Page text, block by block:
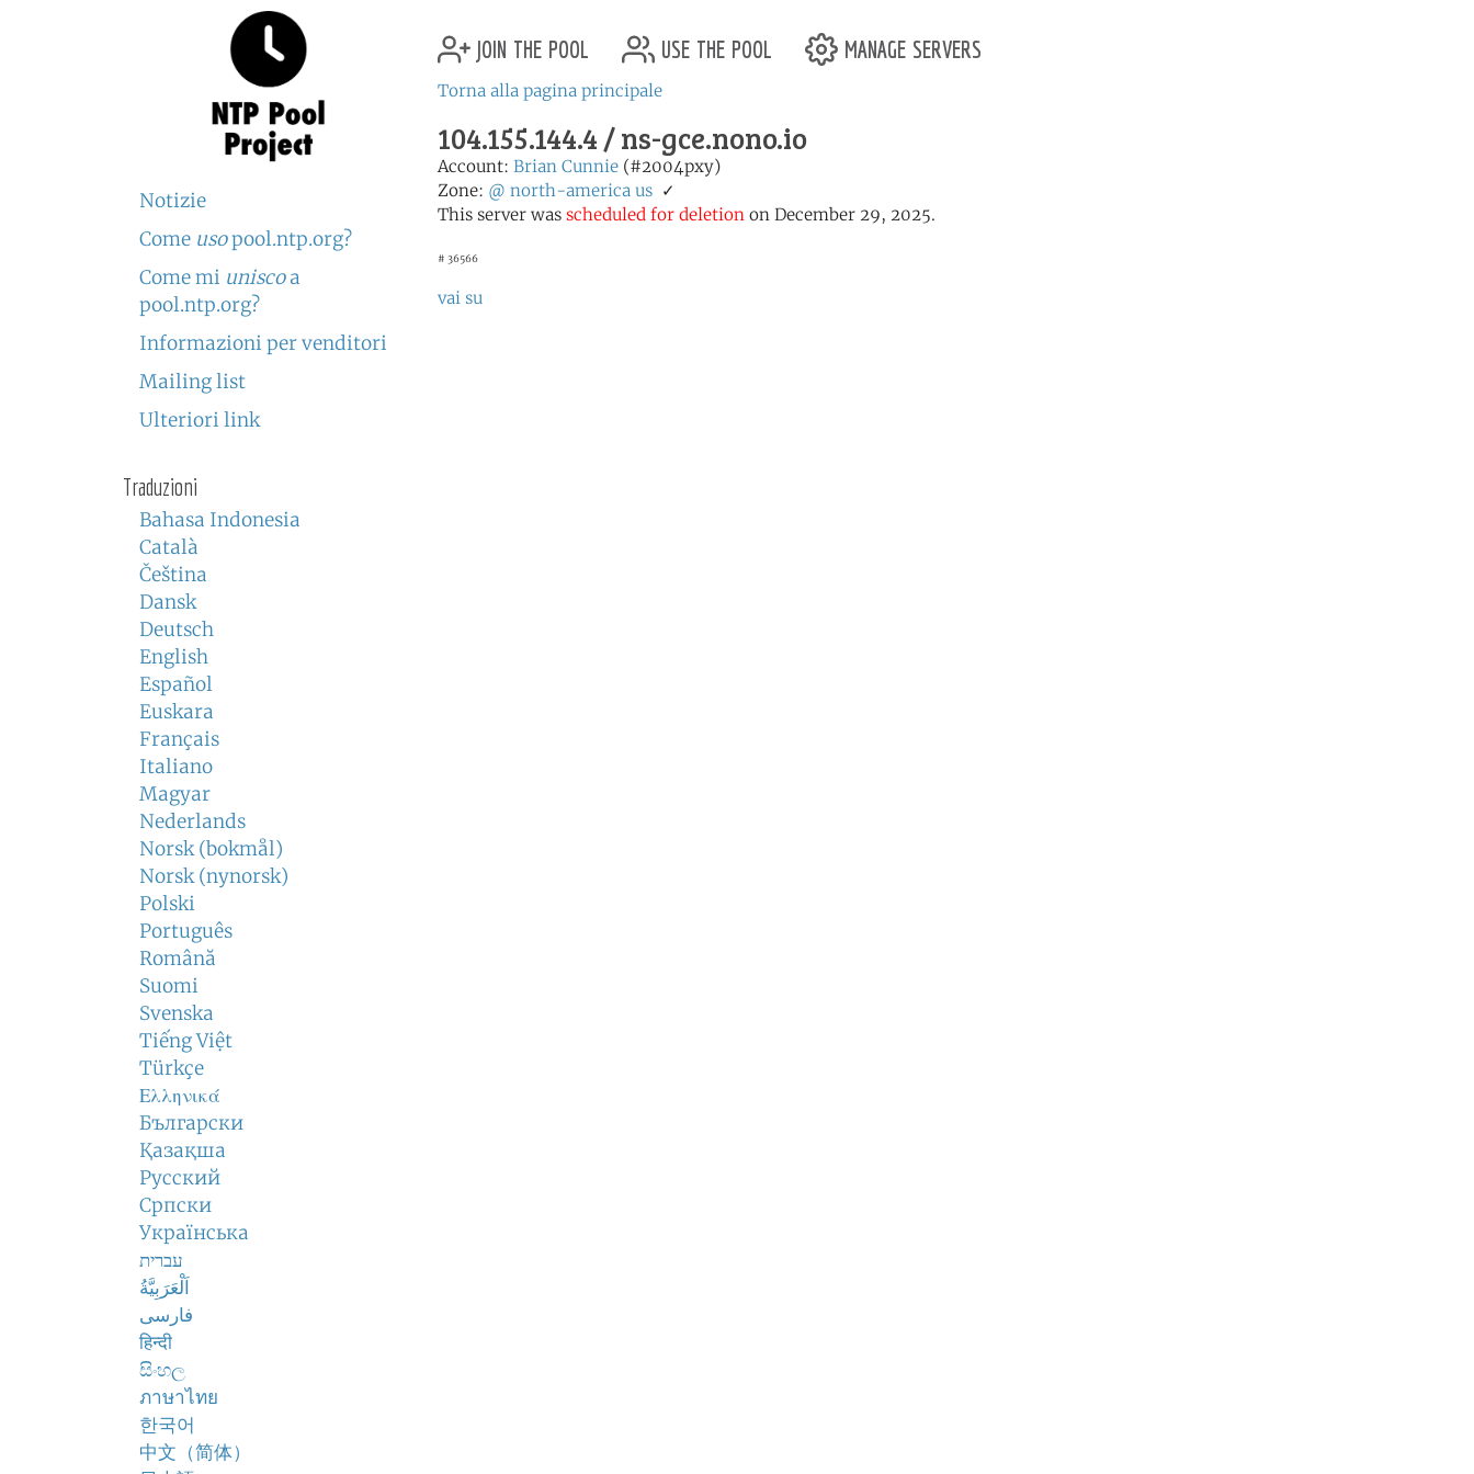
Notizie
Come usopool.ntp.org?
Come mi uniscoa
pool.ntp.org?
Informazioni per venditori
Mailing list
Ulteriori link
Traduzioni
Bahasa Indonesia
Català
Čeština
Dansk
Deutsch
English
Español
Euskara
Français
Italiano
Magyar
Nederlands
Norsk (bokmål)
Norsk (nynorsk)
Polski
Português
Română
Suomi
Svenska
Tiếng Việt
Türkçe
Ελληνικά
Български
Қазақша
Русский
Српски
Українська
עברית
اَلْعَرَبِيَّةُ
فارسی
हिन्दी
සිංහල
ภาษาไทย
한국어
中文（简体）
join the pool use the pool manage servers
Torna alla pagina principale
104.155.144.4 / ns-gce.nono.io
Account: Brian Cunnie (#2004pxy)
Zone: @ north-america us ✓
This server was scheduled for deletion on December 29, 2025.
# 36566
vai su